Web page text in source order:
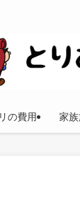
の費用 家